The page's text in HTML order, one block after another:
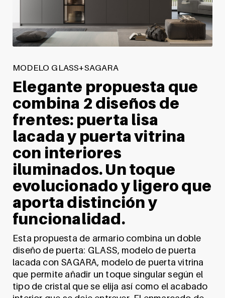
MODELO GLASS+SAGARA
Elegante propuesta que
combina 2 diseños de
frentes: puerta lisa
lacada y puerta vitrina
con interiores
iluminados. Un toque
evolucionado y ligero que
aporta distinción y
funcionalidad.
Esta propuesta de armario combina un doble
diseño de puerta: GLASS, modelo de puerta
lacada con SAGARA, modelo de puerta vitrina
que permite añadir un toque singular según el
tipo de cristal que se elija así como el acabado